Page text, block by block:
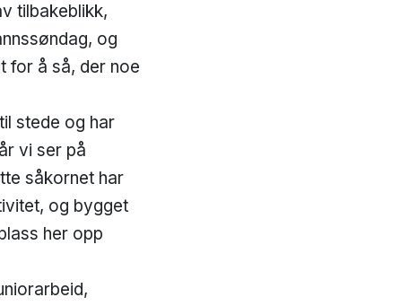
tilbakeblikk,
og
for å så, der noe
stede og har
vi ser på
såkornet har
og bygget
her opp